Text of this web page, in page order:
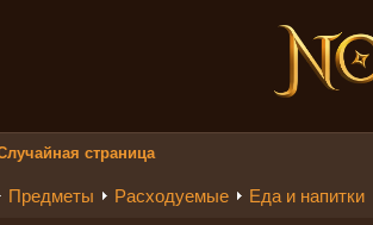
страница
Предметы Расходуемые Еда и напитки